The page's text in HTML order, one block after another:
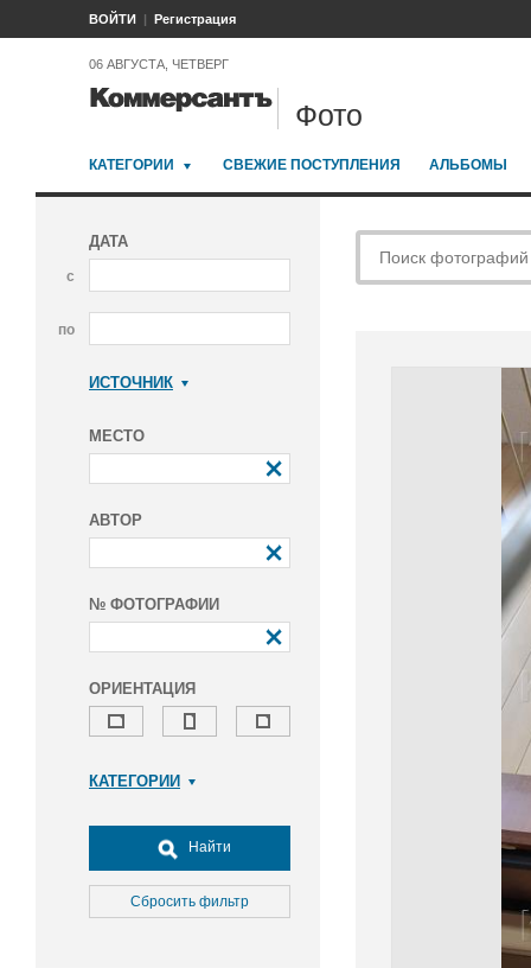
ВОЙТИ Регистрация
06 АВГУСТА, ЧЕТВЕРГ
Фото
КАТЕГОРИИ СВЕЖИЕ ПОСТУПЛЕНИЯ АЛЬБОМЫ
ДАТА
с
по
ИСТОЧНИК
МЕСТО
АВТОР
№ ФОТОГРАФИИ
ОРИЕНТАЦИЯ
КАТЕГОРИИ
Досуг, туризм и отдых
Культура
Медицина
Найти
Сбросить фильтр